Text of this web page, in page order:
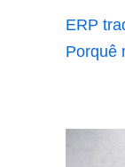
ERP
Porquê